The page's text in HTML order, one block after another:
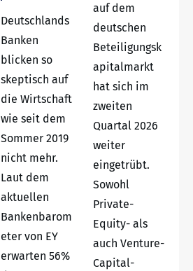
Deutschlands
Banken
blicken so
skeptisch auf
die Wirtschaft
wie seit dem
Sommer 2019
nicht mehr.
Laut dem
aktuellen
Bankenbarom
eter von EY
erwarten 56%
auf dem
deutschen
Beteiligungsk
apitalmarkt
hat sich im
zweiten
Quartal 2026
weiter
eingetrübt.
Sowohl
Private-
Equity- als
auch Venture-
Capital-